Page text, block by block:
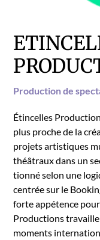
Pro­duc­tion de
Étin­celles
plus proche de la
pro­jets artis­tiques
théâ­traux dans un
tion­né selon une
cen­trée sur le
forte appé­tence
Pro­duc­tions
moments